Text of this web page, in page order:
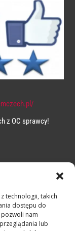
technologii, takich
dostępu do
nam
lub
z OC sprawcy!